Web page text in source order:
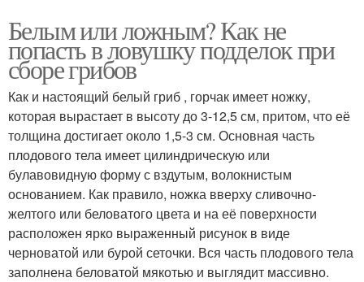
Белым или ложным? Как не
попасть в ловушку подделок при
сборе грибов
Как и настоящий белый гриб , горчак имеет ножку,
которая вырастает в высоту до 3-12,5 см, притом, что её
толщина достигает около 1,5-3 см. Основная часть
плодового тела имеет цилиндрическую или
булавовидную форму с вздутым, волокнистым
основанием. Как правило, ножка вверху сливочно-
желтого или беловатого цвета и на её поверхности
расположен ярко выраженный рисунок в виде
черноватой или бурой сеточки. Вся часть плодового тела
заполнена беловатой мякотью и выглядит массивно.